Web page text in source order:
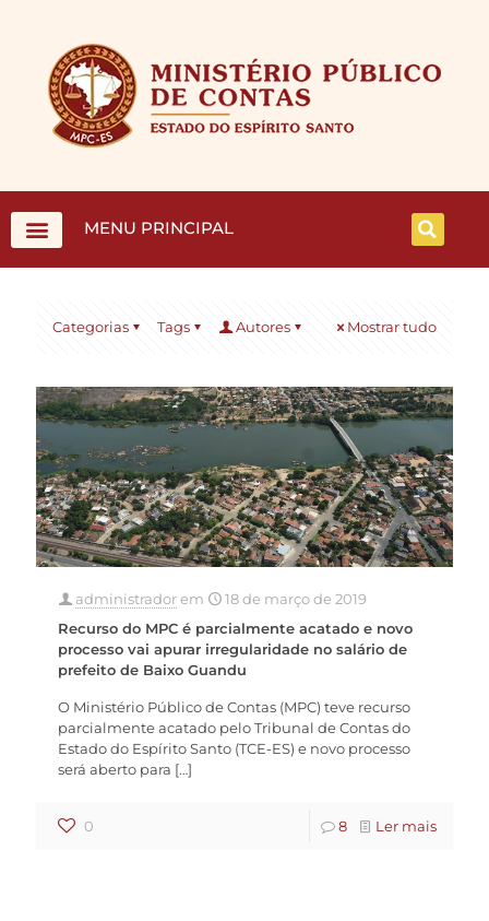
MENU PRINCIPAL
Categorias Tags Autores Mostrar tudo
administradorem
18 de março de 2019
Recurso do MPC é parcialmente acatado e novo
processo vai apurar irregularidade no salário de
prefeito de Baixo Guandu
O Ministério Público de Contas (MPC) teve recurso
parcialmente acatado pelo Tribunal de Contas do
Estado do Espírito Santo (TCE-ES) e novo processo
será aberto para […]
0 8 Ler mais